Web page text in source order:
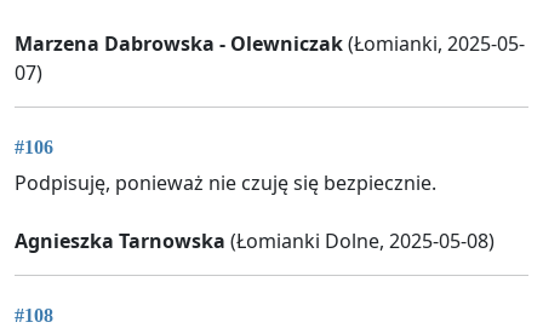
Marzena Dabrowska - Olewniczak(Łomianki, 2025-05-
07)
#106
Podpisuję, ponieważ nie czuję się bezpiecznie.
Agnieszka Tarnowska (Łomianki Dolne, 2025-05-08)
#108